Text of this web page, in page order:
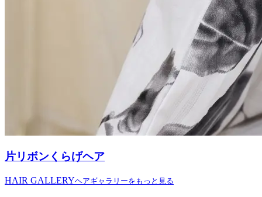
片リボンくらげヘア
HAIR GALLERYヘアギャラリーをもっと見る